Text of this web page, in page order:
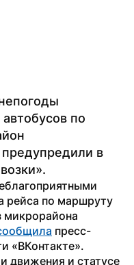
по
в
рейса по маршруту
микрорайона
пресс-
«ВКонтакте».
движения и статусе